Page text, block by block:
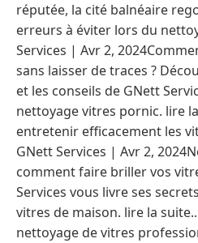
réputée, la cité balnéaire
erreurs à éviter lors du
Services | Avr 2,
sans laisser de traces ?
et les conseils de GNett
nettoyage vitres pornic. lire
entretenir efficacement les
GNett Services | Avr 2,
comment faire briller vos
Services vous livre ses
vitres de maison. lire la
nettoyage de vitres